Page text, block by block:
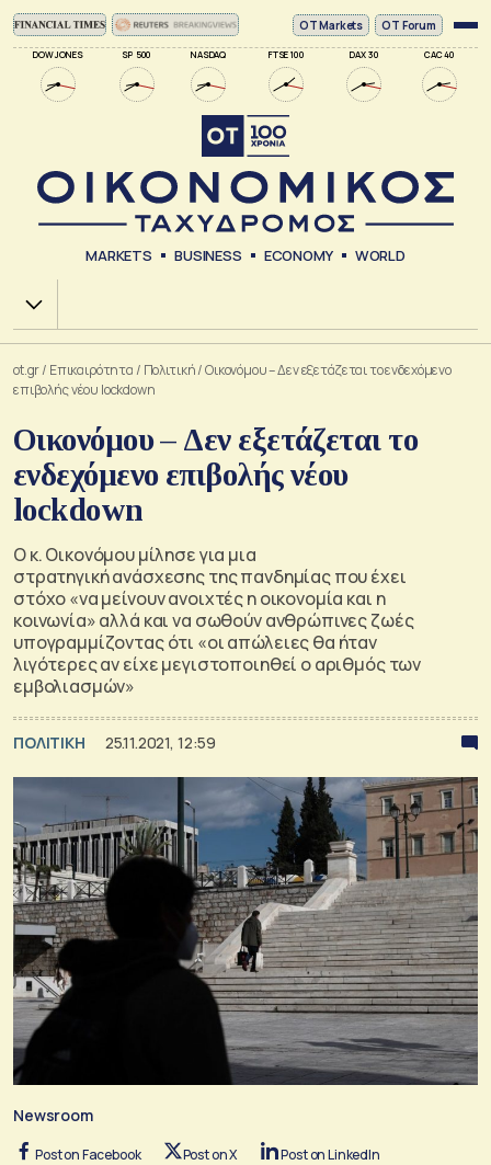
DOW JONES SP 500 NASDAQ FTSE 100 DAX 30 CAC 40
ΟΤ Markets OT Forum
MARKETS BUSINESS ECONOMY WORLD
Χ.Α.
ot.gr/ Επικαιρότητα / Πολιτική/Οικονόμου – Δεν εξετάζεται το ενδεχόμενο
επιβολής νέου lockdown
Οικονόμου – Δεν εξετάζεται το
ενδεχόμενο επιβολής νέου
lockdown
Ο κ. Οικονόμου μίλησε για μια
στρατηγική ανάσχεσης της πανδημίας που έχει
στόχο «να μείνουν ανοιχτές η οικονομία και η
κοινωνία» αλλά και να σωθούν ανθρώπινες ζωές
υπογραμμίζοντας ότι «οι απώλειες θα ήταν
λιγότερες αν είχε μεγιστοποιηθεί ο αριθμός των
εμβολιασμών»
ΠΟΛΙΤΙΚΗ 25.11.2021, 12:59
Newsroom
Post on Facebook Post on X Post on LinkedIn